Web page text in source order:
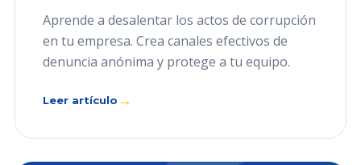
Aprende a desalentar los actos de corrupción
en tu empresa. Crea canales efectivos de
denuncia anónima y protege a tu equipo.
Leer artículo →